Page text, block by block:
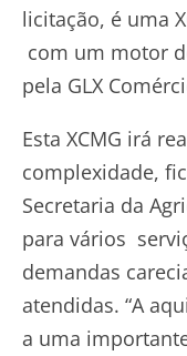
licitação, é uma
com um motor
pela GLX
Esta XCMG irá
complexidade,
Secretaria da
para vários
demandas
atendidas. “A
a uma